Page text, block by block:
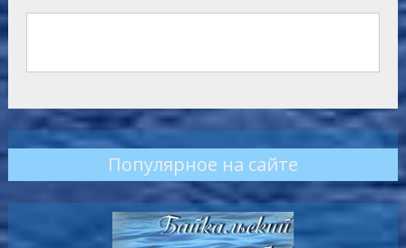
Популярное на сайте